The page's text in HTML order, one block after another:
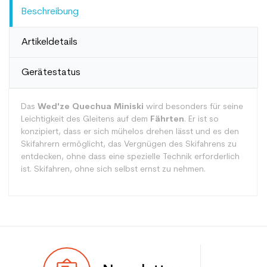
Beschreibung
Artikeldetails
Gerätestatus
Das Wed'ze Quechua Miniski wird besonders für seine
Leichtigkeit des Gleitens auf dem Fährten. Er ist so
konzipiert, dass er sich mühelos drehen lässt und es den
Skifahrern ermöglicht, das Vergnügen des Skifahrens zu
entdecken, ohne dass eine spezielle Technik erforderlich
ist. Skifahren, ohne sich selbst ernst zu nehmen.